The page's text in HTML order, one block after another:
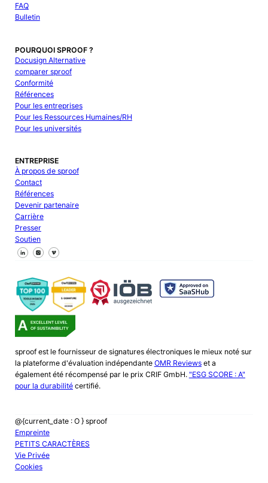
FAQ
Bulletin
POURQUOI SPROOF ?
Docusign Alternative
comparer sproof
Conformité
Références
Pour les entreprises
Pour les Ressources Humaines/RH
Pour les universités
ENTREPRISE
À propos de sproof
Contact
Références
Devenir partenaire
Carrière
Presser
Soutien
Suivez-nous sur Facebook
Suivez-nous sur X
Suivez-nous sur LinkedIn
sproof est le fournisseur de signatures électroniques le mieux noté sur
la plateforme d'évaluation indépendante OMR Reviewset a
également été récompensé par le prix CRIF GmbH. "ESG SCORE : A"
pour la durabilitécertifié.
@{current_date : O } sproof
Empreinte
PETITS CARACTÈRES
Vie Privée
Cookies